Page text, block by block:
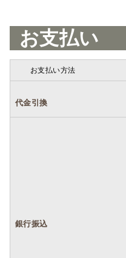
お支払い
お支払い方法
代金引換
銀行振込